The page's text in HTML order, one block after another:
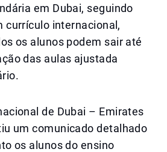
em Dubai, seguindo
currículo internacional,
os alunos podem sair até
das aulas ajustada
de Dubai – Emirates
um comunicado detalhado
os alunos do ensino